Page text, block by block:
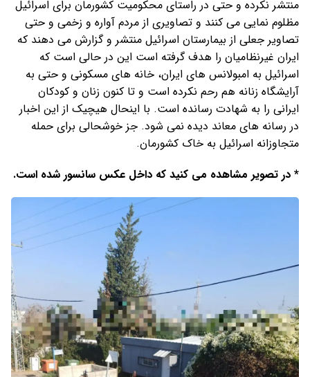
منتشر نکرده و حتی در راستای محکومیت کشورمان برای اسرائیل
مظلوم نمایی می کنند و تصاویری از مردم آواره و زخمی و حتی
تصاویر جعلی از بیمارستان اسرائیل منتشر و گزارش می دهند که
ایران غیرنظامیان را هدف گرفته است این در حالی است که
اسرائیل به امبولانس های ایران، خانه های مسکونی و حتی به
آرایشگاه زنانه هم رحم نکرده است و تا کنون زنان و کودکان
ایرانی را به شهادت رسانده است. با اینحال هیچیک از این اخبار
در رسانه های معاند دیده نمی شود. جز خوشحالی برای حمله
متجاوزانه اسرائیل به خاک کشورمان.
* در تصویر مشاهده می کنید که داخل عکس سانسور شده است.